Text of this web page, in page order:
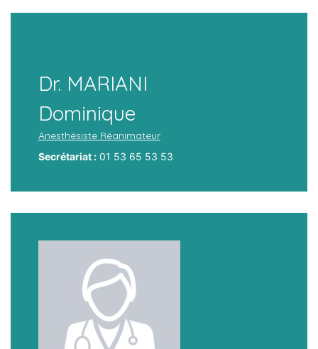
Dr. MARIANI
Dominique
Anesthésiste Réanimateur
Secrétariat : 01 53 65 53 53